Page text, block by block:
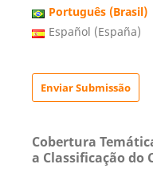
Português (Brasil)
Español (España)
Enviar Submissão
Cobertura
a Classificação do